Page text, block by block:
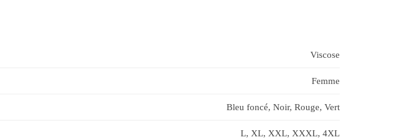
Viscose
Femme
Bleu foncé, Noir, Rouge, Vert
L, XL, XXL, XXXL, 4XL